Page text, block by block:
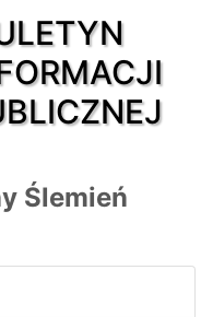
Ślemień